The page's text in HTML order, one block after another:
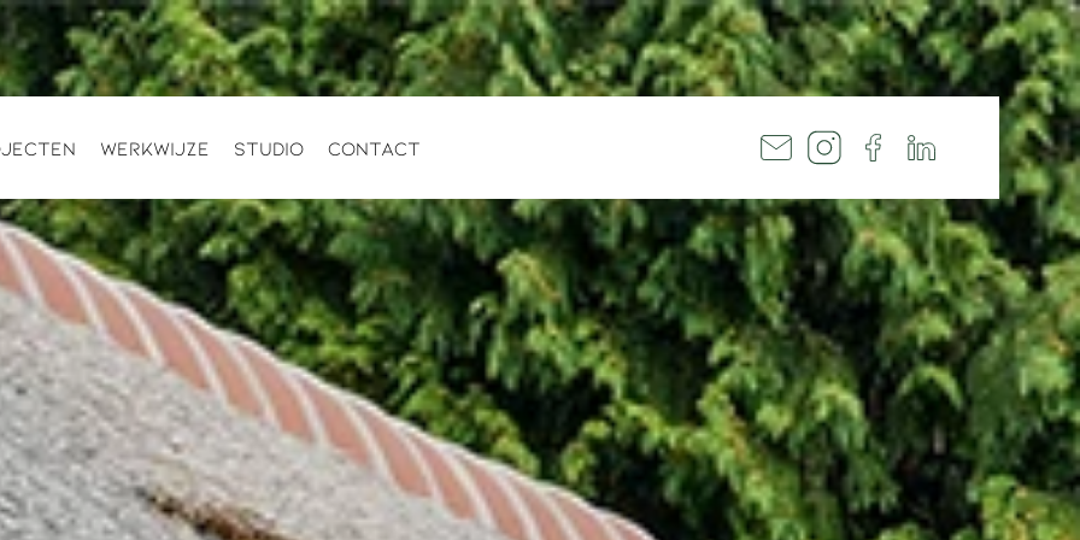
Werkwijze Studio Contact